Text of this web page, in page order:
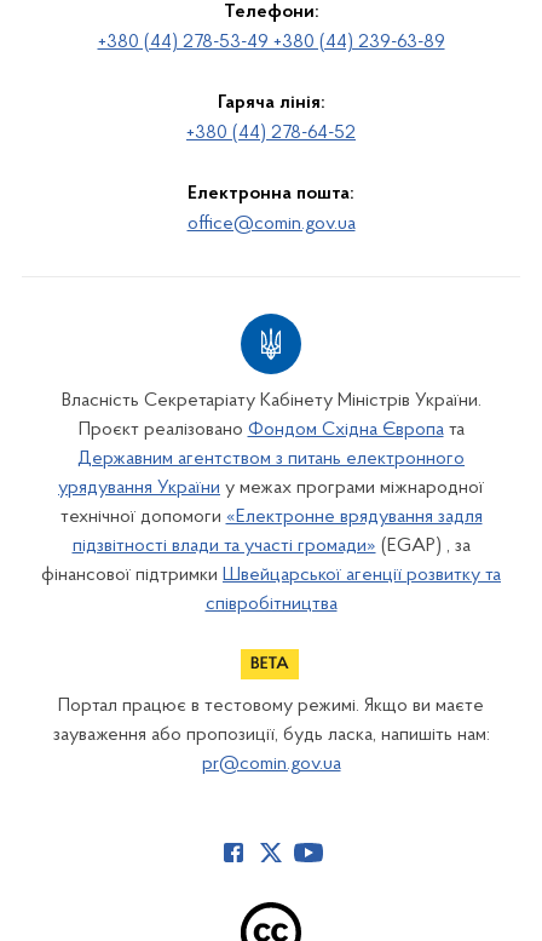
Телефони:
+380 (44) 278-53-49 +380 (44) 239-63-89
Гаряча лінія:
+380 (44) 278-64-52
Електронна пошта:
office@comin.gov.ua
Власність Секретаріату Кабінету Міністрів України.
Проєкт реалізовано Фондом Східна Європата
Державним агентством з питань електронного
урядування України у межах програми міжнародної
технічної допомоги «Електронне врядування задля
підзвітності влади та участі громади» (EGAP) , за
фінансової підтримки Швейцарської агенції розвитку та
співробітництва
Портал працює в тестовому режимі. Якщо ви маєте
зауваження або пропозиції, будь ласка, напишіть нам:
pr@comin.gov.ua